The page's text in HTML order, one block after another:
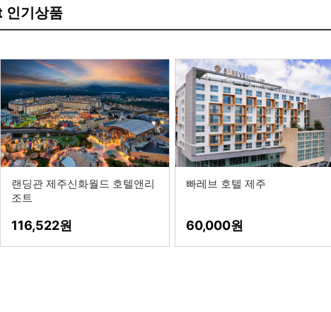
인기상품
랜딩관 제주신화월드 호텔앤리
조트
116,522
빠레브 호텔 제주
60,000